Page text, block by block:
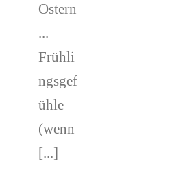
Ostern
...
Frühli
ngsgef
ühle
(wenn
[...]